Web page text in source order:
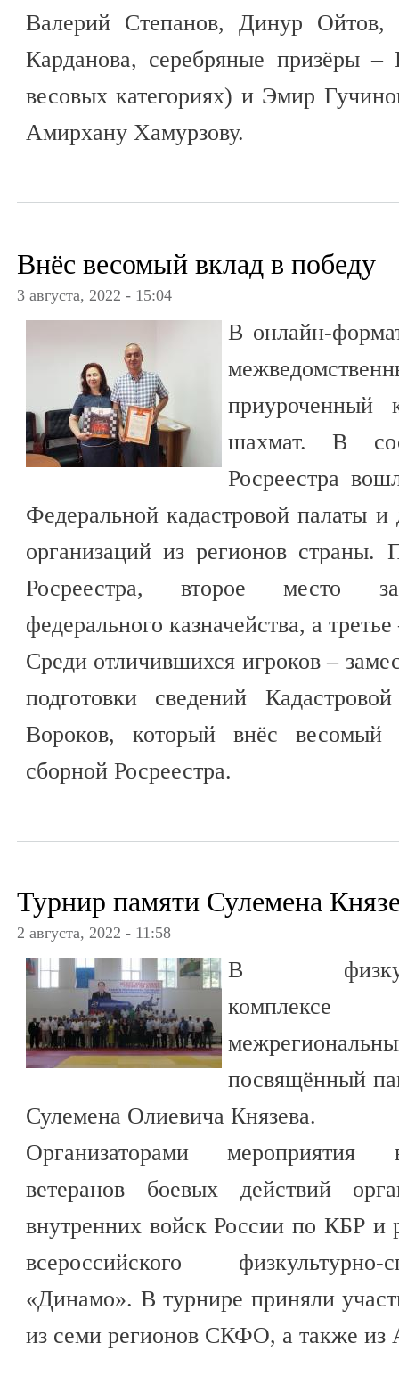
Валерий Степанов, Динур
Карданова, серебряные призёры
весовых категориях) и Эмир
Амирхану Хамурзову.
Внёс весомый вклад в победу
3 августа, 2022 - 15:04
В онлайн-
шахмат. В
Росреестра
Федеральной кадастровой палаты и
организаций из регионов страны.
Росреестра, второе место
федерального казначейства, а
Среди отличившихся игроков –
подготовки сведений
Вороков, который внёс
сборной Росреестра.
Турнир памяти Сулемена
2 августа, 2022 - 11:58
В
посвящённый
Сулемена Олиевича Князева.
Организаторами мероприятия
ветеранов боевых действий
внутренних войск России по КБР и
всероссийского
«Динамо». В турнире приняли
из семи регионов СКФО, а также из